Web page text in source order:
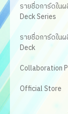
รายชื่อการ์ดใน
Deck Series
รายชื่อการ์ดใน
Deck
Collaboration
Official Store